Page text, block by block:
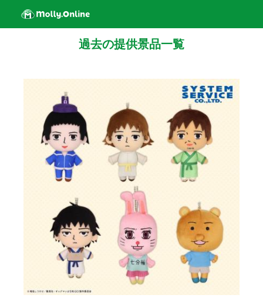
過去の提供景品一覧